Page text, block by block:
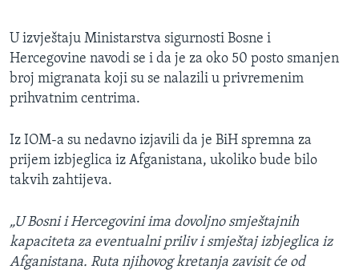
U izvještaju Ministarstva sigurnosti Bosne i
Hercegovine navodi se i da je za oko 50 posto smanjen
broj migranata koji su se nalazili u privremenim
prihvatnim centrima.
Iz IOM-a su nedavno izjavili da je BiH spremna za
prijem izbjeglica iz Afganistana, ukoliko bude bilo
takvih zahtijeva.
„U Bosni i Hercegovini ima dovoljno smještajnih
kapaciteta za eventualni priliv i smještaj izbjeglica iz
Afganistana. Ruta njihovog kretanja zavisit će od